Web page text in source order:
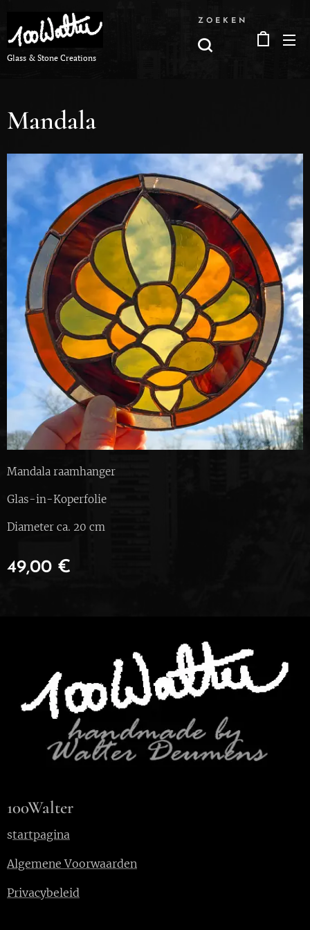
Glass & Stone Creations
ZOEKEN
Mandala
Mandala raamhanger
Glas-in-Koperfolie
Diameter ca. 20 cm
49,00 €
100Walter
startpagina
Algemene Voorwaarden
Privacybeleid